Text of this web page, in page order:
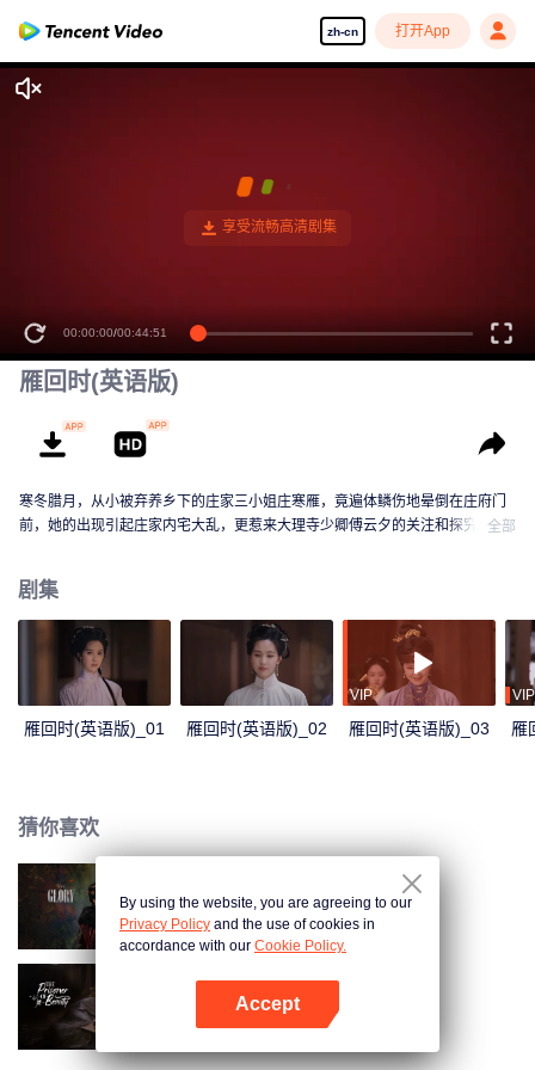
zh-cn 打开App
00:00:00/00:44:51
雁回时(英语版)
寒冬腊月，从小被弃养乡下的庄家三小姐庄寒雁，竟遍体鳞伤地晕倒在庄府门
前，她的出现引起庄家内宅大乱，更惹来大理寺少卿傅云夕的关注和探究。这
全部
剧集
雁回时(英语版)_01 雁回时(英语版)_02
VIP
雁回时(英语版)_03
VIP
雁
猜你喜欢
雁回时
折腰（英语版）
By using the website, you are agreeing to our
Privacy Policy and the use of cookies in
accordance with our Cookie Policy.
Accept